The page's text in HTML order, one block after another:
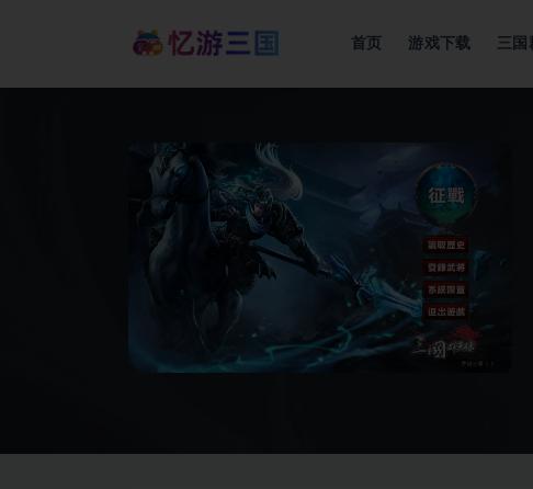
首页 游戏下载 三国